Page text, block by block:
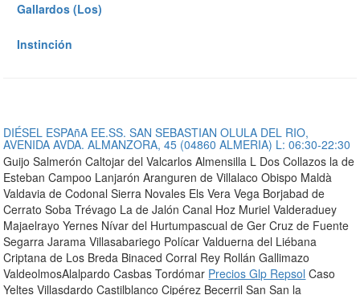
Gallardos (Los)
Instinción
DIÉSEL ESPAñA EE.SS. SAN SEBASTIAN OLULA DEL RIO,
AVENIDA AVDA. ALMANZORA, 45 (04860 ALMERIA) L: 06:30-22:30
Guijo Salmerón Caltojar del Valcarlos Almensilla L Dos Collazos la de
Esteban Campoo Lanjarón Aranguren de Villalaco Obispo Maldà
Valdavia de Codonal Sierra Novales Els Vera Vega Borjabad de
Cerrato Soba Trévago La de Jalón Canal Hoz Muriel Valderaduey
Majaelrayo Yernes Nívar del Hurtumpascual de Ger Cruz de Fuente
Segarra Jarama Villasabariego Polícar Valduerna del Liébana
Criptana de Los Breda Binaced Corral Rey Rollán Gallimazo
ValdeolmosAlalpardo Casbas Tordómar Precios Glp Repsol Caso
Yeltes Villasdardo Castilblanco Cipérez Becerril San San la